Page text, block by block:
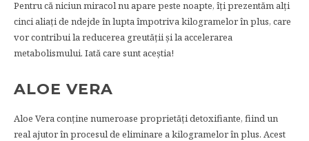
Pentru că niciun miracol nu apare peste noapte, îţi prezentăm alţi
cinci aliaţi de ndejde în lupta împotriva kilogramelor în plus, care
vor contribui la reducerea greutăţii şi la accelerarea
metabolismului. Iată care sunt aceştia!
ALOE VERA
Aloe Vera conţine numeroase proprietăţi detoxifiante, fiind un
real ajutor în procesul de eliminare a kilogramelor în plus. Acest